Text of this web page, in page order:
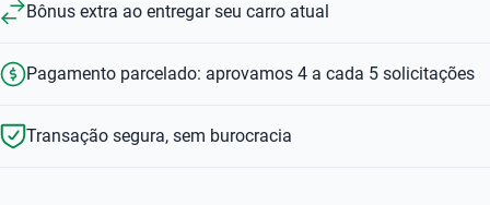
Bônus extra ao entregar seu carro atual
Pagamento parcelado: aprovamos 4 a cada 5 solicitações
Transação segura, sem burocracia